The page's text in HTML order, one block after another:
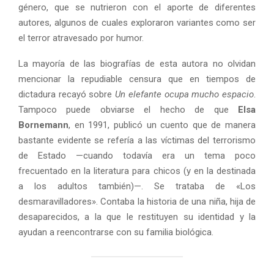
género, que se nutrieron con el aporte de diferentes
autores, algunos de cuales exploraron variantes como ser
el terror atravesado por humor.
La mayoría de las biografías de esta autora no olvidan
mencionar la repudiable censura que en tiempos de
dictadura recayó sobre Un elefante ocupa mucho espacio.
Tampoco puede obviarse el hecho de que Elsa
Bornemann, en 1991, publicó un cuento que de manera
bastante evidente se refería a las víctimas del terrorismo
de Estado —cuando todavía era un tema poco
frecuentado en la literatura para chicos (y en la destinada
a los adultos también)—. Se trataba de «Los
desmaravilladores». Contaba la historia de una niña, hija de
desaparecidos, a la que le restituyen su identidad y la
ayudan a reencontrarse con su familia biológica.